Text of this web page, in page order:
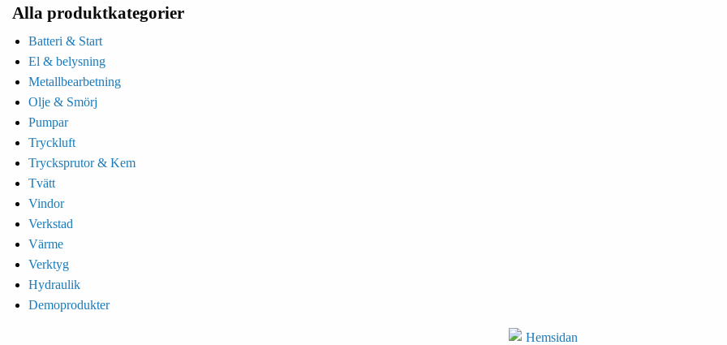
Alla produktkategorier
Batteri & Start
El & belysning
Metallbearbetning
Olje & Smörj
Pumpar
Tryckluft
Trycksprutor & Kem
Tvätt
Vindor
Verkstad
Värme
Verktyg
Hydraulik
Demoprodukter